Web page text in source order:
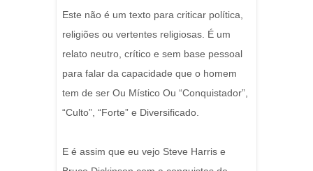
Este não é um texto para criticar política,
religiões ou vertentes religiosas. É um
relato neutro, crítico e sem base pessoal
para falar da capacidade que o homem
tem de ser Ou Místico Ou “Conquistador”,
“Culto”, “Forte” e Diversificado.
E é assim que eu vejo Steve Harris e